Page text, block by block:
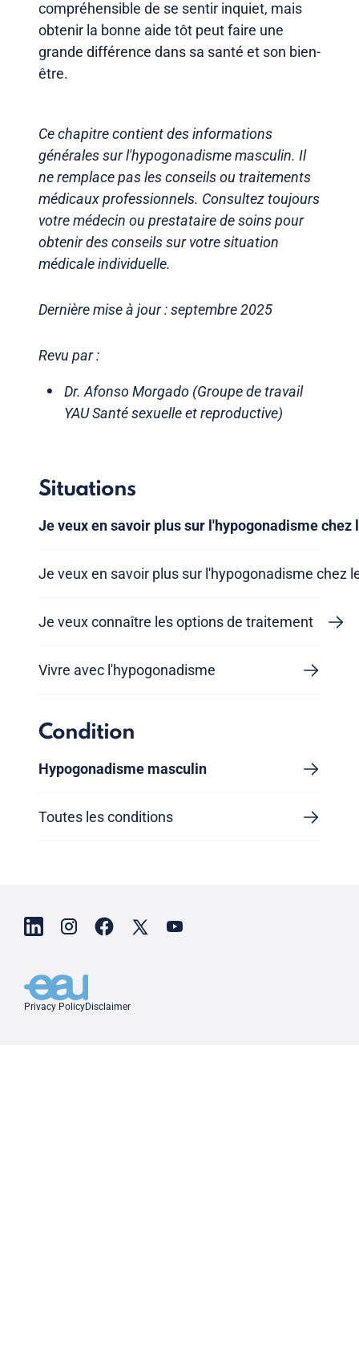
compréhensible de se sentir inquiet, mais
obtenir la bonne aide tôt peut faire une
grande différence dans sa santé et son bien-
être.
Ce chapitre contient des informations
générales sur l'hypogonadisme masculin. Il
ne remplace pas les conseils ou traitements
médicaux professionnels. Consultez toujours
votre médecin ou prestataire de soins pour
obtenir des conseils sur votre situation
médicale individuelle.
Dernière mise à jour : septembre 2025
Revu par :
Dr. Afonso Morgado (Groupe de travail
YAU Santé sexuelle et reproductive)
Situations
Je veux en savoir plus sur l'hypogonadisme chez
Je veux en savoir plus sur l'hypogonadisme chez
Je veux connaître les options de traitement
Vivre avec l'hypogonadisme
Condition
Hypogonadisme masculin
Toutes les conditions
Privacy PolicyDisclaimer